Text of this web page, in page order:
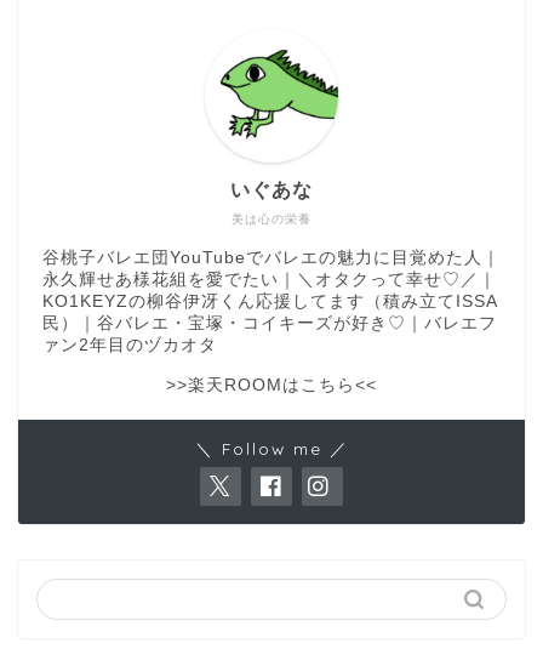
美は心の栄養
いぐあな
谷桃子バレエ団YouTubeでバレエの魅力に目覚めた人｜
永久輝せあ様花組を愛でたい｜＼オタクって幸せ♡／｜
KO1KEYZの柳谷伊冴くん応援してます（積み立てISSA
民）｜谷バレエ・宝塚・コイキーズが好き♡｜バレエフ
ァン2年目のヅカオタ
>>楽天ROOMはこちら<<
＼ Follow me ／